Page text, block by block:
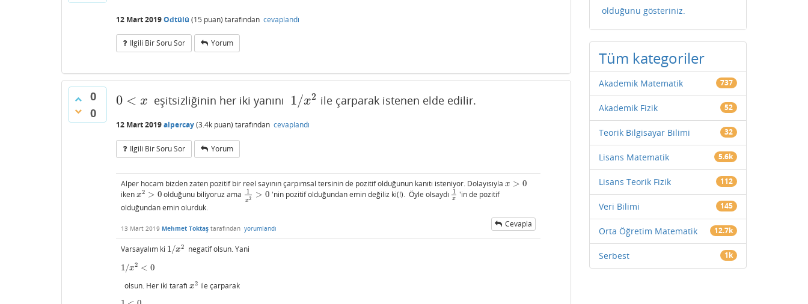
12 Mart 2019Odtülü (15 puan) tarafından cevaplandı
Ilgili Bir Soru Sor Yorum
0
0
0 < x
0<x eşitsizliğinin her iki yanını 1/x2
1/x2 ile çarparak istenen elde edilir.
12 Mart 2019alpercay(3.4k puan) tarafından cevaplandı
Ilgili Bir Soru Sor Yorum
Alper hocam bizden zaten pozitif bir reel sayının çarpımsal tersinin de pozitif olduğunun kanıtı isteniyor. Dolayısıyla x > 0
x> 0
iken x2 > 0
x2> 0 olduğunu biliyoruz ama 1
x2 > 0
1x2 >0 'nin pozitif olduğundan emin değiliz ki(!). Öyle olsaydı 1
x
1x 'in de pozitif
olduğundan emin olurduk.
13 Mart 2019 Mehmet Toktaş tarafından yorumlandı Cevapla
Varsayalım ki 1/x2
1/x2
negatif olsun. Yani
1/x2 < 0
1/x2 <0
olsun. Her iki tarafı x2
x2 ile çarparak
olduğunu gösteriniz.
Tüm kategoriler
Akademik Matematik 737
Akademik Fizik 52
Teorik Bilgisayar Bilimi 32
Lisans Matematik 5.6k
Lisans Teorik Fizik 112
Veri Bilimi 145
Orta Öğretim Matematik 12.7k
Serbest 1k